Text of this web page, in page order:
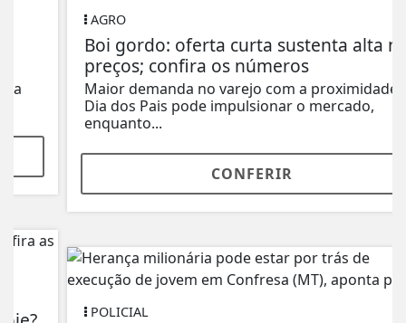
Boi gordo: oferta curta sustenta alta nos
preços; confira os números
Maior demanda no varejo com a proximidade do
Dia dos Pais pode impulsionar o mercado,
enquanto...
CONFERIR
POLICIAL